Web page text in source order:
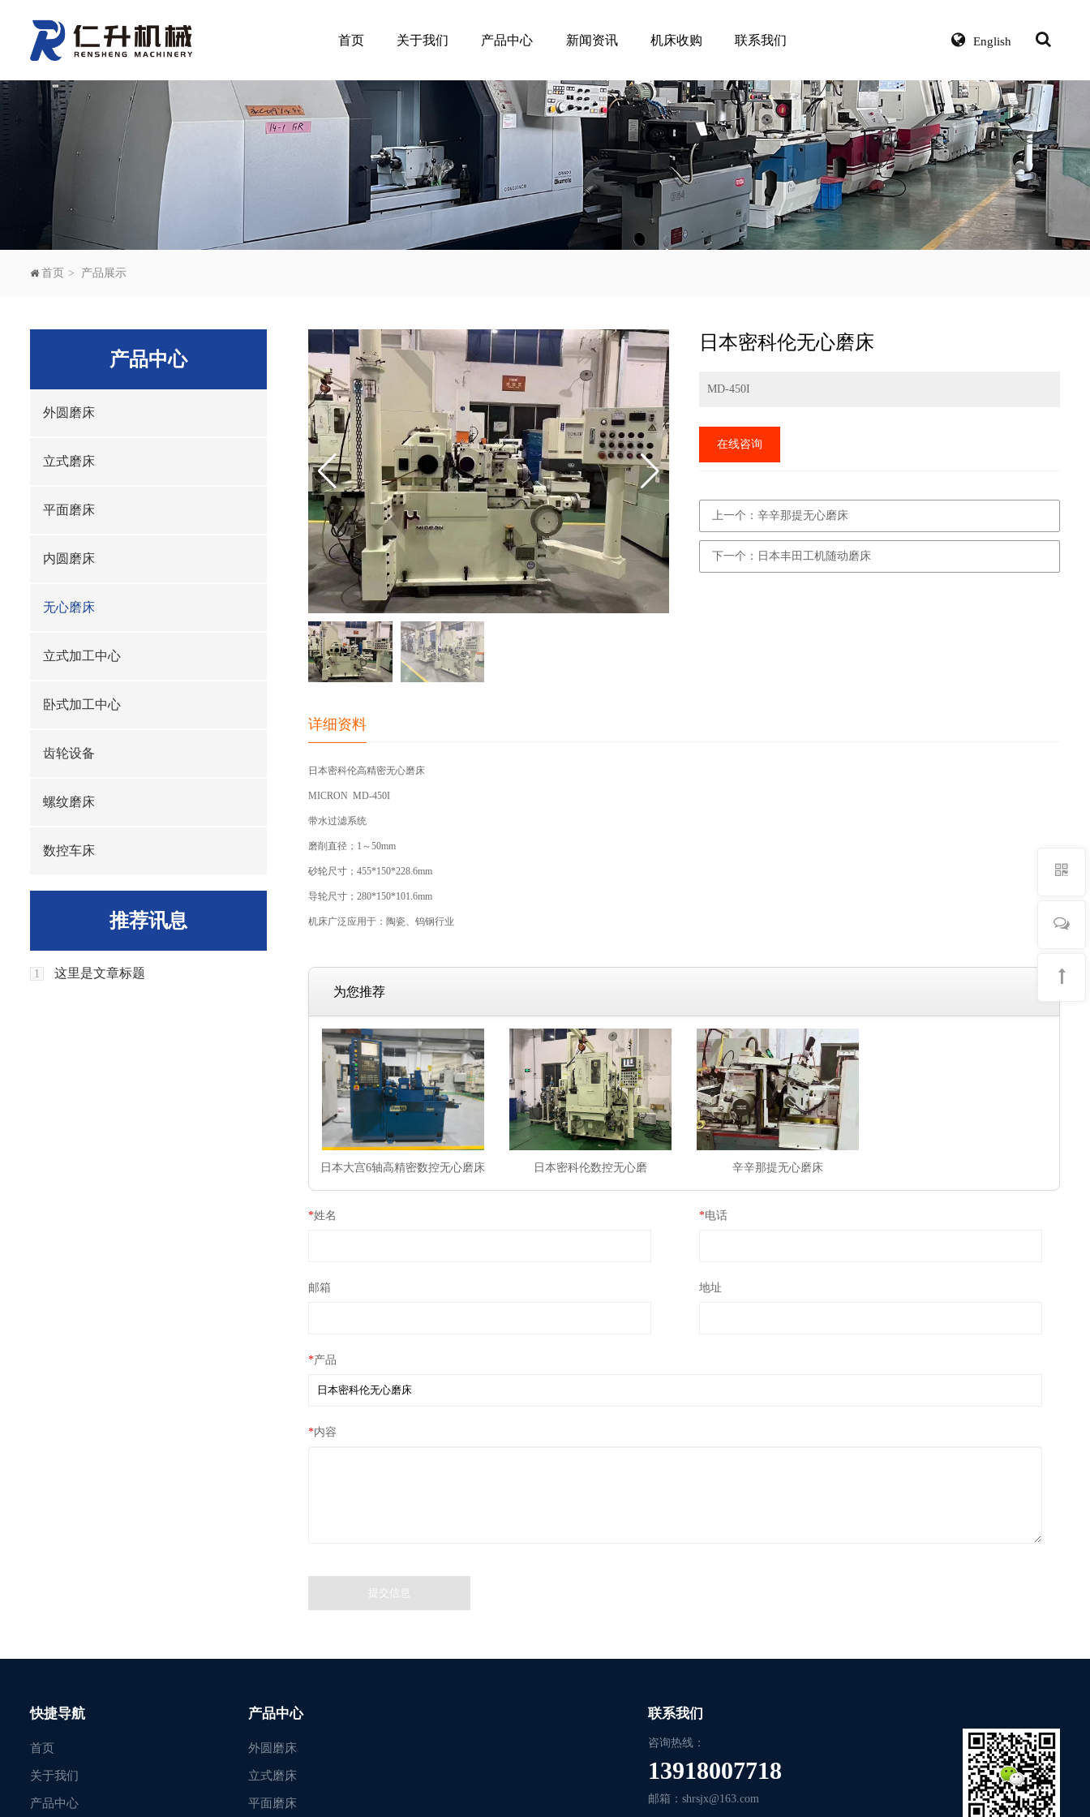
首页 关于我们 产品中心 新闻资讯 机床收购 联系我们 English
首页 产品展示
产品中心
外圆磨床
立式磨床
平面磨床
内圆磨床
无心磨床
立式加工中心
卧式加工中心
齿轮设备
螺纹磨床
数控车床
推荐讯息
1 这里是文章标题
日本密科伦无心磨床
MD-450I
在线咨询
上一个：辛辛那提无心磨床
下一个：日本丰田工机随动磨床
详细资料
日本密科伦高精密无心磨床
MICRON MD-450I
带水过滤系统
磨削直径；1～50mm
砂轮尺寸；455*150*228.6mm
导轮尺寸；280*150*101.6mm
机床广泛应用于：陶瓷、钨钢行业
为您推荐
日本大宫6轴高精密数控无心磨床 ​日本密科伦数控无心磨 辛辛那提无心磨床
*姓名 *电话
邮箱 地址
*产品
*内容
快捷导航
首页
关于我们
产品中心
产品中心
外圆磨床
立式磨床
平面磨床
联系我们
咨询热线：
13918007718
邮箱：shrsjx@163.com